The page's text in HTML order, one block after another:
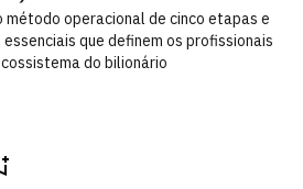
método operacional de cinco etapas e
que definem os profissionais
do bilionário